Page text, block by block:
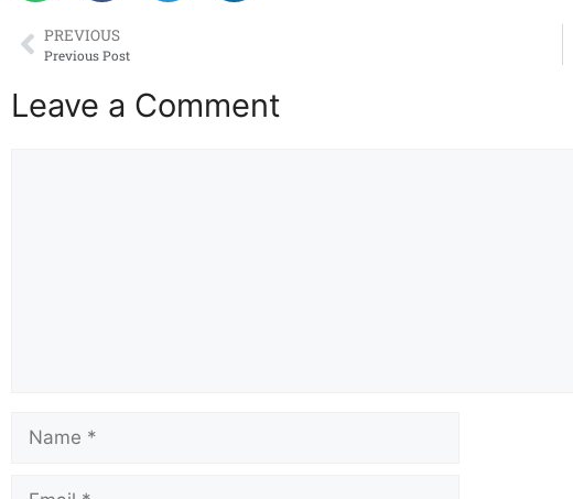
PREVIOUS
Previous Post
Leave a Comment